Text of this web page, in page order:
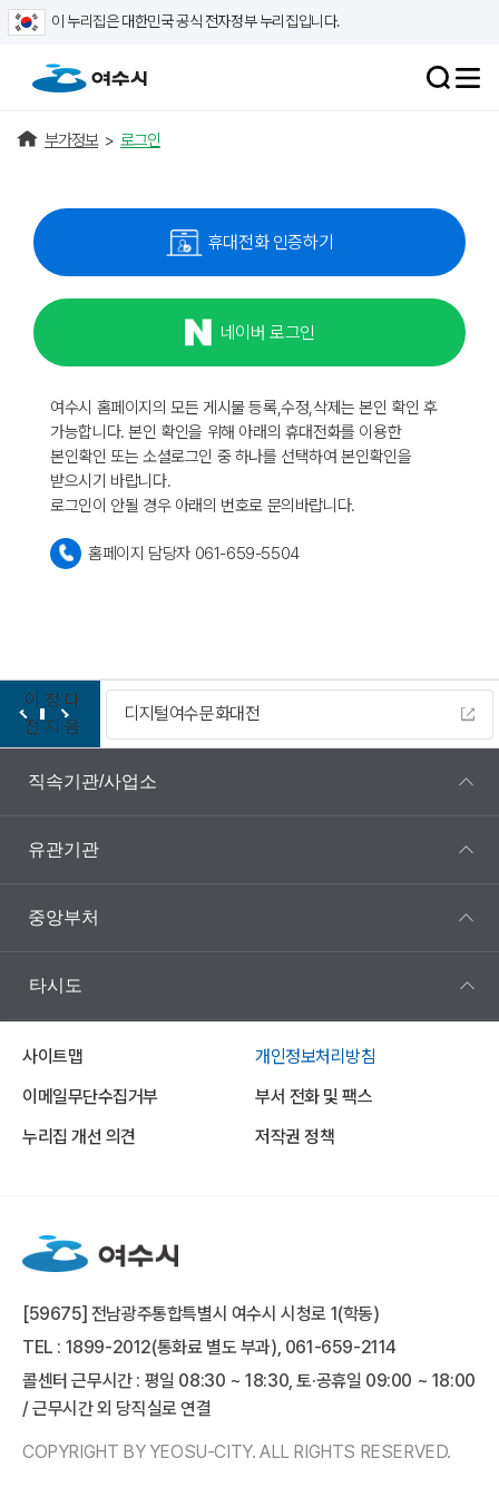
이 누리집은 대한민국 공식 전자정부 누리집입니다.
부가정보 > 로그인
휴대전화 인증하기
네이버 로그인
여수시 홈페이지의 모든 게시물 등록,수정,삭제는 본인 확인 후
가능합니다. 본인 확인을 위해 아래의 휴대전화를 이용한
본인확인 또는 소셜로그인 중 하나를 선택하여 본인확인을
받으시기 바랍니다.
로그인이 안될 경우 아래의 번호로 문의바랍니다.
홈페이지 담당자 061-659-5504
이
전
정
지
다
음
디지털여수문화대전
직속기관/사업소
유관기관
중앙부처
타시도
사이트맵
개인정보처리방침
이메일무단수집거부
부서 전화 및 팩스
누리집 개선 의견
저작권 정책
[59675] 전남광주통합특별시 여수시 시청로 1(학동)
TEL : 1899-2012(통화료 별도 부과), 061-659-2114
콜센터 근무시간 : 평일 08:30 ~ 18:30, 토·공휴일 09:00 ~ 18:00
/ 근무시간 외 당직실로 연결
COPYRIGHT BY YEOSU-CITY. ALL RIGHTS RESERVED.